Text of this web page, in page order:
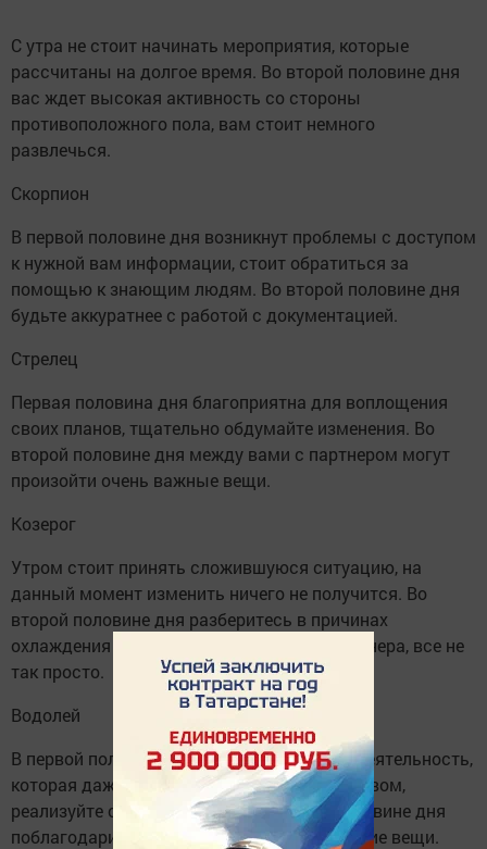
С утра не стоит начинать мероприятия, которые
рассчитаны на долгое время. Во второй половине дня
вас ждет высокая активность со стороны
противоположного пола, вам стоит немного
развлечься.
Скорпион
В первой половине дня возникнут проблемы с доступом
к нужной вам информации, стоит обратиться за
помощью к знающим людям. Во второй половине дня
будьте аккуратнее с работой с документацией.
Стрелец
Первая половина дня благоприятна для воплощения
своих планов, тщательно обдумайте изменения. Во
второй половине дня между вами с партнером могут
произойти очень важные вещи.
Козерог
Утром стоит принять сложившуюся ситуацию, на
данный момент изменить ничего не получится. Во
второй половине дня разберитесь в причинах
охлаждения к вам со стороны вашего партнера, все не
так просто.
Водолей
В первой половине дня хорошо сложится деятельность,
которая даже косвенно связана с творчеством,
реализуйте свой потенциал. Во второй половине дня
поблагодарите своих близких за все хорошие вещи.